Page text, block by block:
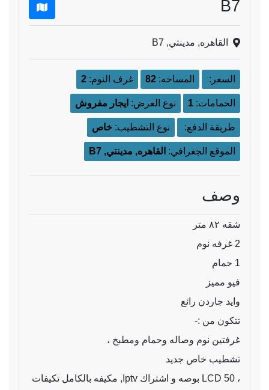
B7
القاهره, مدينتي, B7
السعر: المساحه: 82 غرف النوم: 2
الحمامات: 1 نوع العرض: ايجار مفروش
طريقة الدفع: نوع التشطيب: خاص
الموقع الجغرافي: القاهره, مدينتي, B7
وصف
شقه ٨٢ متر
2 غرفه نوم
1 حمام
فيو مميز
وايد جاردن رائع
تتكون من :-
غرفتين نوم وصاله وحمام ومطبخ ،
تشطيب خاص جديد
، LCD 50 بوصه و اشتراك Iptv, مكيفه بالكامل تكيفات